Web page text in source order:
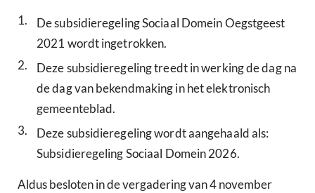
1.
De subsidieregeling Sociaal Domein Oegstgeest
2021 wordt ingetrokken.
2.
Deze subsidieregeling treedt in werking de dag na
de dag van bekendmaking in het elektronisch
gemeenteblad.
3.
Deze subsidieregeling wordt aangehaald als:
Subsidieregeling Sociaal Domein 2026.
Aldus besloten in de vergadering van 4 november